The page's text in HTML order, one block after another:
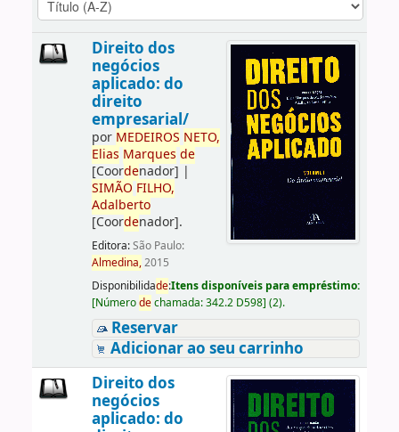
Direito dos
negócios
aplicado: do
direito
empresarial/
por MEDEIROS NETO,
Elias Marques de
[Coordenador] |
SIMÃO FILHO,
Adalberto
[Coordenador].
Editora:São Paulo:
Almedina,2015
Disponibilidade:Itens disponíveis para empréstimo:
[Númerodechamada:342.2 D598] (2).
Reservar
Adicionar ao seu carrinho
Direito dos
negócios
aplicado: do